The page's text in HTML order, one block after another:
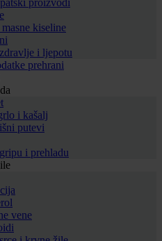
proizvodi
kiseline
i ljepotu
prehrani
i kašalj
putevi
i prehladu
vene